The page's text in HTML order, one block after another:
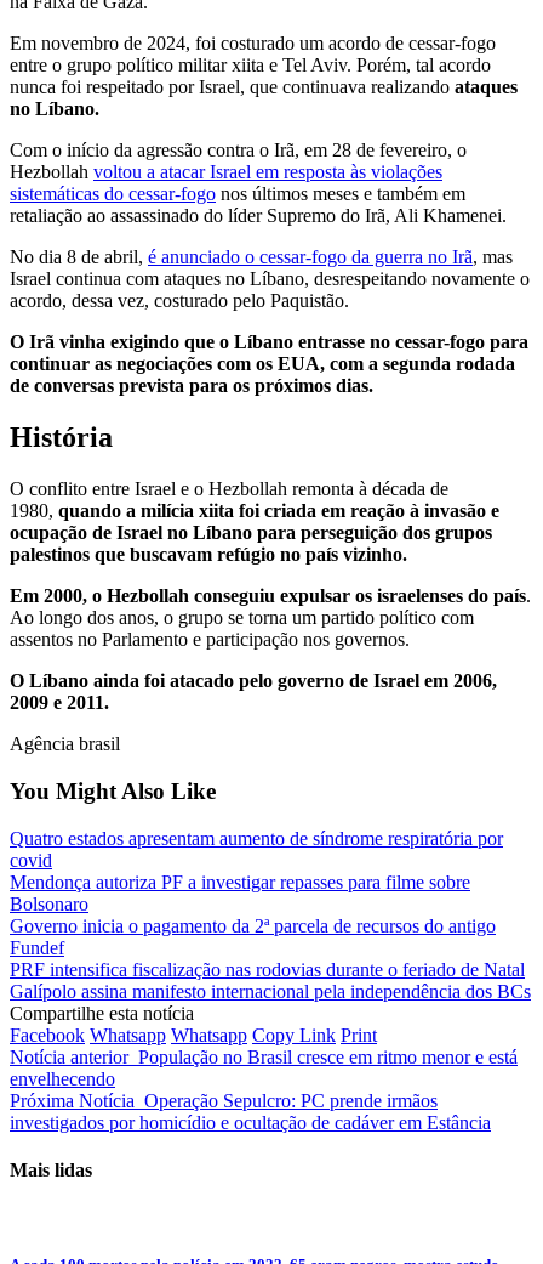
Em novembro de 2024, foi costurado um acordo de cessar-fogo
entre o grupo político militar xiita e Tel Aviv. Porém, tal acordo
nunca foi respeitado por Israel, que continuava realizando ataques
no Líbano.
Com o início da agressão contra o Irã, em 28 de fevereiro, o
Hezbollah voltou a atacar Israel em resposta às violações
sistemáticas do cessar-fogo nos últimos meses e também em
retaliação ao assassinado do líder Supremo do Irã, Ali Khamenei.
No dia 8 de abril, é anunciado o cessar-fogo da guerra no Irã, mas
Israel continua com ataques no Líbano, desrespeitando novamente o
acordo, dessa vez, costurado pelo Paquistão.
O Irã vinha exigindo que o Líbano entrasse no cessar-fogo para
continuar as negociações com os EUA, com a segunda rodada
de conversas prevista para os próximos dias.
História
O conflito entre Israel e o Hezbollah remonta à década de
1980, quando a milícia xiita foi criada em reação à invasão e
ocupação de Israel no Líbano para perseguição dos grupos
palestinos que buscavam refúgio no país vizinho.
Em 2000, o Hezbollah conseguiu expulsar os israelenses do país.
Ao longo dos anos, o grupo se torna um partido político com
assentos no Parlamento e participação nos governos.
O Líbano ainda foi atacado pelo governo de Israel em 2006,
2009 e 2011.
Agência brasil
You Might Also Like
Quatro estados apresentam aumento de síndrome respiratória por
covid
Mendonça autoriza PF a investigar repasses para filme sobre
Bolsonaro
Governo inicia o pagamento da 2ª parcela de recursos do antigo
Fundef
PRF intensifica fiscalização nas rodovias durante o feriado de Natal
Galípolo assina manifesto internacional pela independência dos BCs
Compartilhe esta notícia
Facebook Whatsapp Whatsapp Copy Link Print
Notícia anterior População no Brasil cresce em ritmo menor e está
envelhecendo
Próxima Notícia Operação Sepulcro: PC prende irmãos
investigados por homicídio e ocultação de cadáver em Estância
Mais lidas